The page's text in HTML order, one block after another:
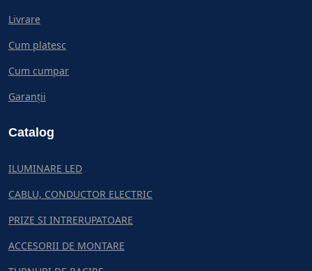
Livrare
Cum platesc
Cum cumpar
Garanții
Catalog
ILUMINARE LED
CABLU, CONDUCTOR ELECTRIC
PRIZE SI INTRERUPATOARE
ACCESORII DE MONTARE